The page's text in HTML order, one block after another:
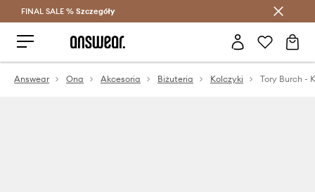
Oszczędzaj z Answear Club >
FINAL SALE % Szczegóły
Answear Ona Akcesoria Biżuteria Kolczyki Tory Burch -